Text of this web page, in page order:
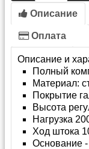
Описание
Оплата
Описание и
Полный
Материал:
Покрытие
Высота
Нагрузка
Ход штока
Основание -